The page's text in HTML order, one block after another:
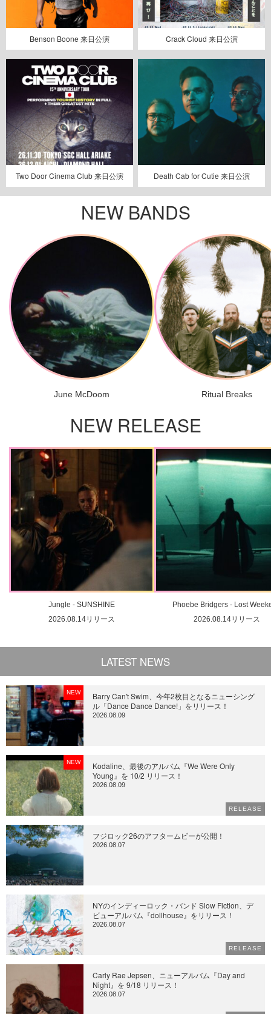
Benson Boone 来日公演 Crack Cloud 来日公演
Two Door Cinema Club 来日公演 Death Cab for Cutie 来日公演
NEW BANDS
June McDoom Ritual Breaks
NEW RELEASE
Jungle - SUNSHINE
2026.08.14リリース
Phoebe Bridgers - Lost
2026.08.14リリース
LATEST NEWS
NEW
Barry Can't Swim、今年2枚目となるニューシング
ル「Dance Dance Dance!」をリリース！
2026.08.09
NEW
Kodaline、最後のアルバム『We Were Only
Young』を 10/2 リリース！
2026.08.09
RELEASE
フジロック26のアフタームビーが公開！
2026.08.07
NYのインディーロック・バンド Slow Fiction、デ
ビューアルバム『dollhouse』をリリース！
2026.08.07
RELEASE
Carly Rae Jepsen、ニューアルバム『Day and
Night』を 9/18 リリース！
2026.08.07